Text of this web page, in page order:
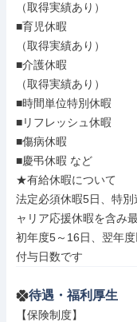
（取得実績あり）
■育児休暇
（取得実績あり）
■介護休暇
（取得実績あり）
■時間単位特別休暇
■リフレッシュ休暇
■傷病休暇
■慶弔休暇 など
★有給休暇について
法定必須休暇5日、特
ャリア応援休暇を含み
初年度5～16日、翌年
付与日数です
待遇・福利厚生
【保険制度】